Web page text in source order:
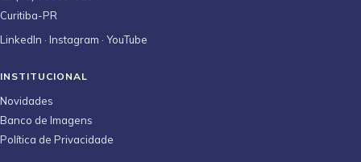
Curitiba-PR
LinkedIn · Instagram · YouTube
INSTITUCIONAL
Novidades
Banco de Imagens
Política de Privacidade